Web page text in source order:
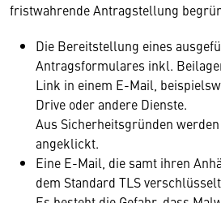
fristwahrende Antragstellung
Die Bereitstellung eines
Antragsformulares inkl.
Link in einem E-Mail,
Drive oder andere Dienste.
Aus Sicherheitsgründen
angeklickt.
Eine E-Mail, die samt ihren
dem Standard TLS